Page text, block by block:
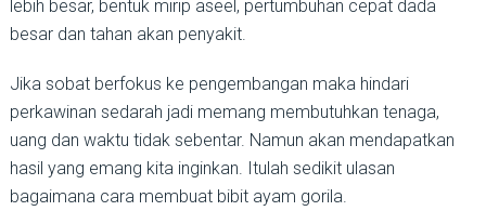
lebih besar, bentuk mirip aseel, pertumbuhan cepat dada
besar dan tahan akan penyakit.
Jika sobat berfokus ke pengembangan maka hindari
perkawinan sedarah jadi memang membutuhkan tenaga,
uang dan waktu tidak sebentar. Namun akan mendapatkan
hasil yang emang kita inginkan. Itulah sedikit ulasan
bagaimana cara membuat bibit ayam gorila.